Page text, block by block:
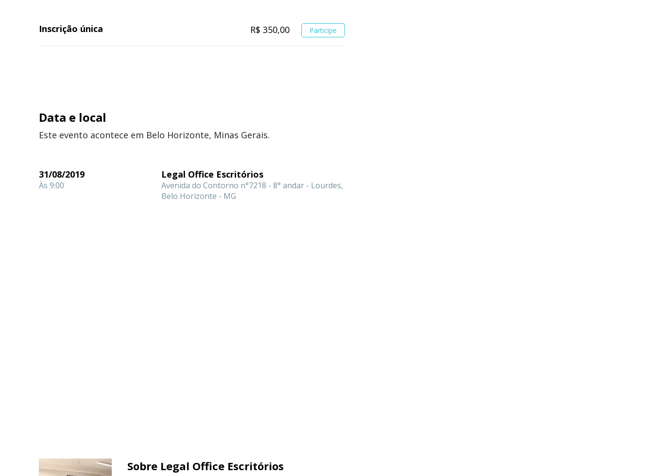
Inscrição única R$ 350,00 Participe
Data e local
Este evento acontece em Belo Horizonte, Minas Gerais.
31/08/2019
Às 9:00
Legal Office Escritórios
Avenida do Contorno n°7218 - 8° andar - Lourdes,
Belo Horizonte - MG
Sobre Legal Office Escritórios